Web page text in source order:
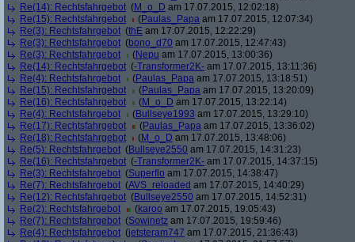
Re(14): Rechtsfahrgebot (M_o_D am 17.07.2015, 12:02:18)
Re(15): Rechtsfahrgebot
(Paulas_Papa am 17.07.2015, 12:07:34)
Re(3): Rechtsfahrgebot (thE am 17.07.2015, 12:22:29)
Re(3): Rechtsfahrgebot (bono_d70 am 17.07.2015, 12:47:43)
Re(3): Rechtsfahrgebot
(Nepu am 17.07.2015, 13:00:36)
Re(14): Rechtsfahrgebot (-Transformer2K- am 17.07.2015, 13:11:36)
Re(4): Rechtsfahrgebot
(Paulas_Papa am 17.07.2015, 13:18:51)
Re(15): Rechtsfahrgebot
(Paulas_Papa am 17.07.2015, 13:20:09)
Re(16): Rechtsfahrgebot
(M_o_D am 17.07.2015, 13:22:14)
Re(4): Rechtsfahrgebot
(Bullseye1993 am 17.07.2015, 13:29:10)
Re(17): Rechtsfahrgebot
(Paulas_Papa am 17.07.2015, 13:36:02)
Re(18): Rechtsfahrgebot
(M_o_D am 17.07.2015, 13:48:06)
Re(5): Rechtsfahrgebot (Bullseye2550 am 17.07.2015, 14:31:23)
Re(16): Rechtsfahrgebot (-Transformer2K- am 17.07.2015, 14:37:15)
Re(3): Rechtsfahrgebot (Superflo am 17.07.2015, 14:38:47)
Re(7): Rechtsfahrgebot (AVS_reloaded am 17.07.2015, 14:40:29)
Re(12): Rechtsfahrgebot (Bullseye2550 am 17.07.2015, 14:52:31)
Re(2): Rechtsfahrgebot
(karoo am 17.07.2015, 19:05:43)
Re(7): Rechtsfahrgebot (Sowinetz am 17.07.2015, 19:59:46)
Re(4): Rechtsfahrgebot (jetsteram747 am 17.07.2015, 21:36:43)